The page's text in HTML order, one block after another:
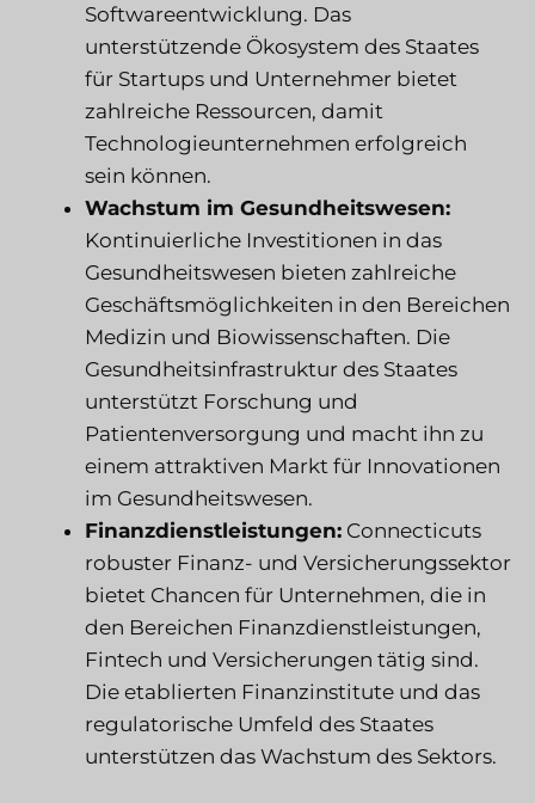
Softwareentwicklung. Das
unterstützende Ökosystem des Staates
für Startups und Unternehmer bietet
zahlreiche Ressourcen, damit
Technologieunternehmen erfolgreich
sein können.
Wachstum im Gesundheitswesen:
Kontinuierliche Investitionen in das
Gesundheitswesen bieten zahlreiche
Geschäftsmöglichkeiten in den Bereichen
Medizin und Biowissenschaften. Die
Gesundheitsinfrastruktur des Staates
unterstützt Forschung und
Patientenversorgung und macht ihn zu
einem attraktiven Markt für Innovationen
im Gesundheitswesen.
Finanzdienstleistungen: Connecticuts
robuster Finanz- und Versicherungssektor
bietet Chancen für Unternehmen, die in
den Bereichen Finanzdienstleistungen,
Fintech und Versicherungen tätig sind.
Die etablierten Finanzinstitute und das
regulatorische Umfeld des Staates
unterstützen das Wachstum des Sektors.